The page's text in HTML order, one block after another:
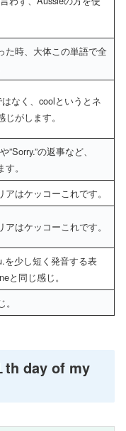
た時、大体この単語で全
なく、coolというとネ
がします。
”Sorry.”の返事など、
。
アはケッコーこれです。
アはケッコーこれです。
を少し短く発音する表
と同じ感じ。
th day of my